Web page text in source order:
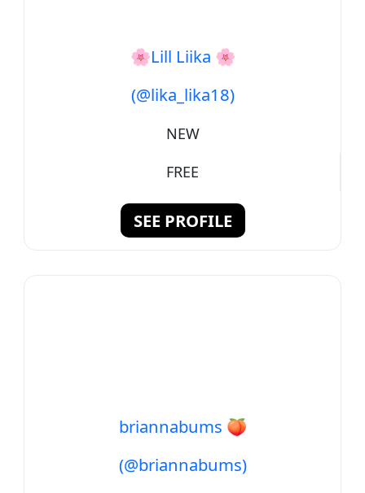
🌸Lill Liika 🌸
(@lika_lika18)
NEW
SEE PROFILE
FREE
briannabums 🍑
(@briannabums)